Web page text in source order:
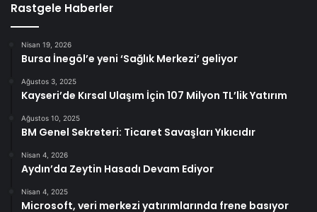
Rastgele Haberler
Nisan 19, 2026
Bursa İnegöl’e yeni ‘Sağlık Merkezi’ geliyor
Ağustos 3, 2025
Kayseri’de Kırsal Ulaşım İçin 107 Milyon TL’lik Yatırım
Ağustos 10, 2025
BM Genel Sekreteri: Ticaret Savaşları Yıkıcıdır
Nisan 4, 2026
Aydın’da Zeytin Hasadı Devam Ediyor
Nisan 4, 2025
Microsoft, veri merkezi yatırımlarında frene basıyor